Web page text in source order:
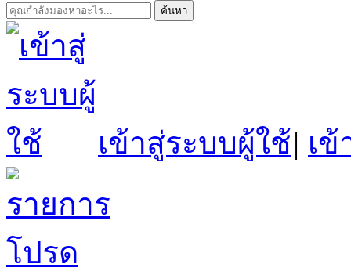
ค้นหา
เข้าสู่ระบบผู้ใช้| เ